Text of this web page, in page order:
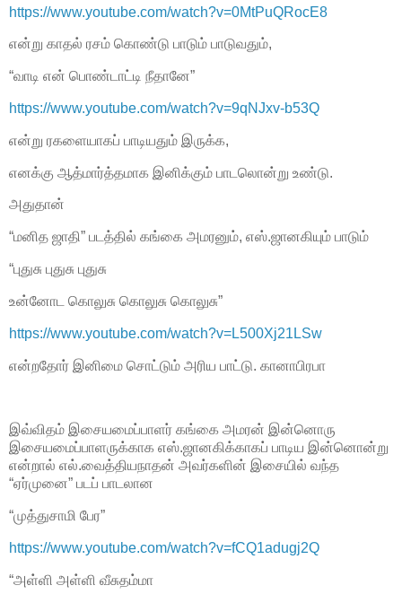
https://www.youtube.com/watch?v=0MtPuQRocE8
என்று காதல் ரசம் கொண்டு பாடும் பாடுவதும்,
“வாடி என் பொண்டாட்டி நீதானே”
https://www.youtube.com/watch?v=9qNJxv-b53Q
என்று ரகளையாகப் பாடியதும் இருக்க,
எனக்கு ஆத்மார்த்தமாக இனிக்கும் பாடலொன்று உண்டு.
அதுதான்
“மனித ஜாதி” படத்தில் கங்கை அமரனும், எஸ்.ஜானகியும் பாடும்
“புதுசு புதுசு புதுசு
உன்னோட கொலுசு கொலுசு கொலுசு”
https://www.youtube.com/watch?v=L500Xj21LSw
என்றதோர் இனிமை சொட்டும் அரிய பாட்டு. கானாபிரபா
இவ்விதம் இசையமைப்பாளர் கங்கை அமரன் இன்னொரு
இசையமைப்பாளருக்காக எஸ்.ஜானகிக்காகப் பாடிய இன்னொன்று
என்றால் எல்.வைத்தியநாதன் அவர்களின் இசையில் வந்த
“ஏர்முனை” படப் பாடலான
“முத்துசாமி பேர”
https://www.youtube.com/watch?v=fCQ1adugj2Q
“அள்ளி அள்ளி வீசுதம்மா